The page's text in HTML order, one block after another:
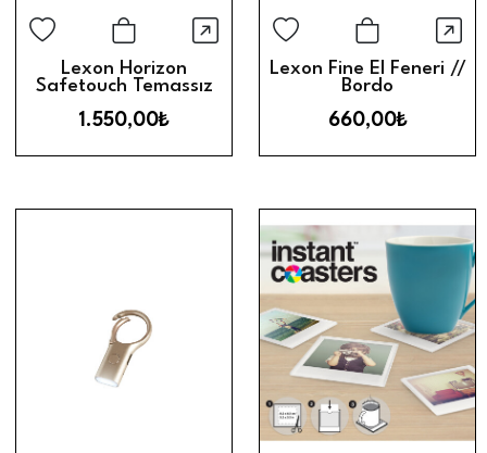
Sepete Ekle
Hızlı Görünüm
Lexon Horizon
Safetouch Temassız
Dore
1.550,00₺
Sepete
Lexon Fine El Feneri //
Bordo
660,00₺